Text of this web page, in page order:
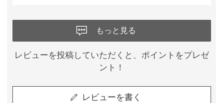
もっと見る
レビューを投稿していただくと、ポイントをプレゼ
ント！
レビューを書く